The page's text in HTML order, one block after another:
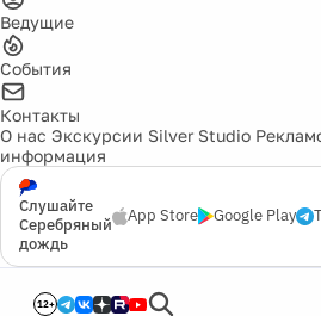
Ведущие
События
Контакты
О нас Экскурсии Silver Studio
информация
Слушайте
Серебряный
дождь
App Store Google Play
12+